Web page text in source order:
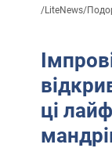
/LiteNews/
ці